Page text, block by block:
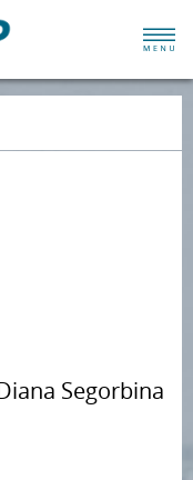
Segorbina